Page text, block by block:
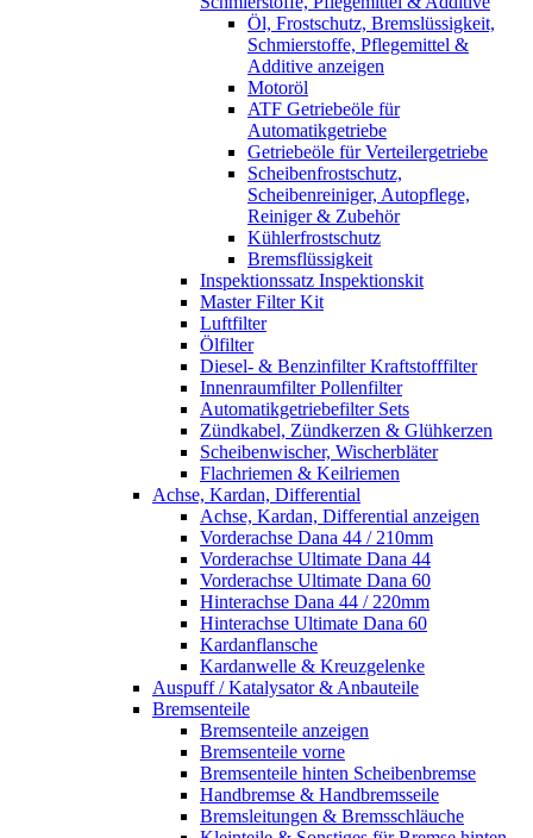
Öl, Frostschutz, Bremslüssigkeit,
Schmierstoffe, Pflegemittel &
Additive anzeigen
Motoröl
ATF Getriebeöle für
Automatikgetriebe
Getriebeöle für Verteilergetriebe
Scheibenfrostschutz,
Scheibenreiniger, Autopflege,
Reiniger & Zubehör
Kühlerfrostschutz
Bremsflüssigkeit
Inspektionssatz Inspektionskit
Master Filter Kit
Luftfilter
Ölfilter
Diesel- & Benzinfilter Kraftstofffilter
Innenraumfilter Pollenfilter
Automatikgetriebefilter Sets
Zündkabel, Zündkerzen & Glühkerzen
Scheibenwischer, Wischerbläter
Flachriemen & Keilriemen
Achse, Kardan, Differential
Achse, Kardan, Differential anzeigen
Vorderachse Dana 44 / 210mm
Vorderachse Ultimate Dana 44
Vorderachse Ultimate Dana 60
Hinterachse Dana 44 / 220mm
Hinterachse Ultimate Dana 60
Kardanflansche
Kardanwelle & Kreuzgelenke
Auspuff / Katalysator & Anbauteile
Bremsenteile
Bremsenteile anzeigen
Bremsenteile vorne
Bremsenteile hinten Scheibenbremse
Handbremse & Handbremsseile
Bremsleitungen & Bremsschläuche